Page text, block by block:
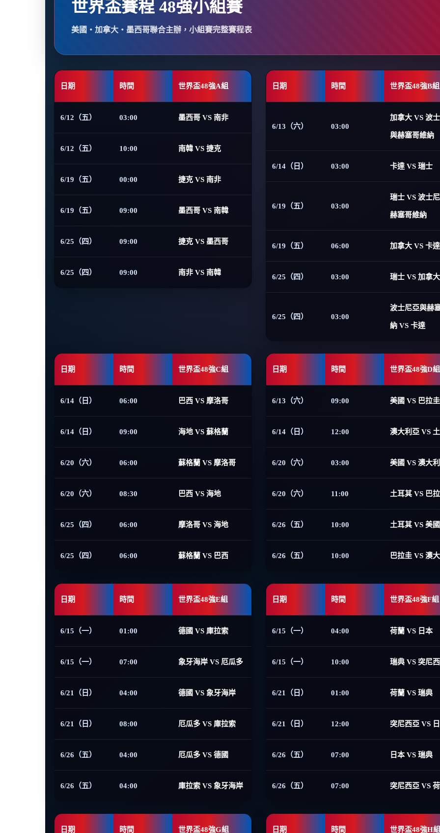
世界盃賽程 48強小組賽
美國・加拿大・墨西哥聯合主辦，小組賽完整賽程表
日期 時間 世界盃48強A組
6/12（五） 03:00 墨西哥 VS 南非
6/12（五） 10:00 南韓 VS 捷克
6/19（五） 00:00 捷克 VS 南非
6/19（五） 09:00 墨西哥 VS 南韓
6/25（四） 09:00 捷克 VS 墨西哥
6/25（四） 09:00 南非 VS 南韓
日期 時間 世界盃48強B組
6/13（六） 03:00
加拿大 VS 波
與赫塞哥維納
6/14（日） 03:00 卡達 VS 瑞士
6/19（五） 03:00
瑞士 VS 波士
赫塞哥維納
6/19（五） 06:00 加拿大 VS 卡達
6/25（四） 03:00 瑞士 VS 加拿大
6/25（四） 03:00
波士尼亞與赫
納 VS 卡達
日期 時間 世界盃48強C組
6/14（日） 06:00 巴西 VS 摩洛哥
6/14（日） 09:00 海地 VS 蘇格蘭
6/20（六） 06:00 蘇格蘭 VS 摩洛哥
6/20（六） 08:30 巴西 VS 海地
6/25（四） 06:00 摩洛哥 VS 海地
6/25（四） 06:00 蘇格蘭 VS 巴西
日期 時間 世界盃48強D組
6/13（六） 09:00 美國 VS 巴拉圭
6/14（日） 12:00 澳大利亞 VS
6/20（六） 03:00 美國 VS 澳大
6/20（六） 11:00 土耳其 VS 巴
6/26（五） 10:00 土耳其 VS 美國
6/26（五） 10:00 巴拉圭 VS 澳
日期 時間 世界盃48強E組
6/15（一） 01:00 德國 VS 庫拉索
6/15（一） 07:00 象牙海岸 VS 厄瓜多
6/21（日） 04:00 德國 VS 象牙海岸
6/21（日） 08:00 厄瓜多 VS 庫拉索
6/26（五） 04:00 厄瓜多 VS 德國
6/26（五） 04:00 庫拉索 VS 象牙海岸
日期 時間 世界盃48強F組
6/15（一） 04:00 荷蘭 VS 日本
6/15（一） 10:00 瑞典 VS 突尼
6/21（日） 01:00 荷蘭 VS 瑞典
6/21（日） 12:00 突尼西亞 VS
6/26（五） 07:00 日本 VS 瑞典
6/26（五） 07:00 突尼西亞 VS
日期 時間 世界盃48強G組 日期 時間 世界盃48強H組